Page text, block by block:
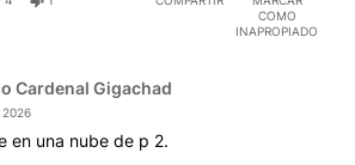
COMO
INAPROPIADO
Cardenal Gigachad
2026
en una nube de p 2.